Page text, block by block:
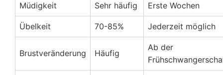
Müdigkeit Sehr häufig Erste Wochen
Übelkeit 70-85% Jederzeit möglich
Brustveränderung Häufig
Ab der